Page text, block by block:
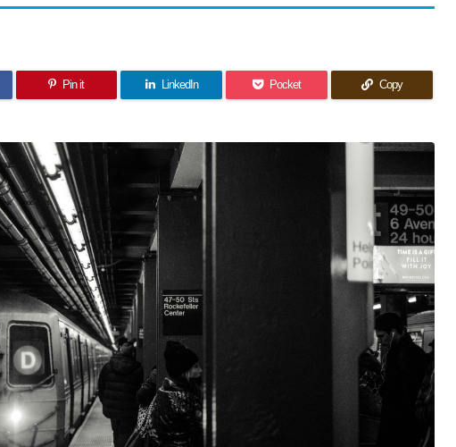
Pin it LinkedIn Pocket Copy